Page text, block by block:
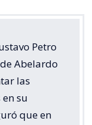
Petro
Abelardo
las
su
que en